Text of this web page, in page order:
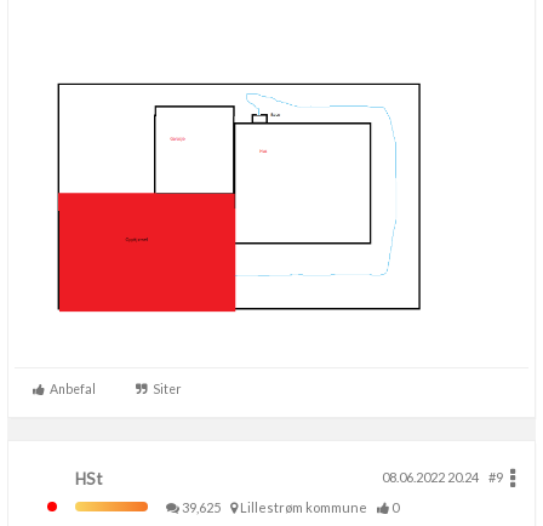
Anbefal Siter
HSt 08.06.2022 20.24
#9
39,625
Lillestrøm kommune 0